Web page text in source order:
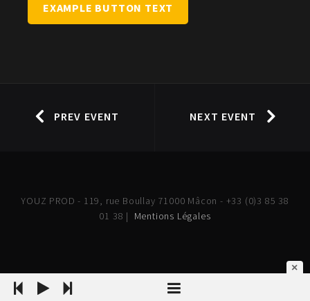
EXAMPLE BUTTON TEXT
PREV EVENT NEXT EVENT
YOUZ PROD - 119, rue Boullay 71000 Mâcon - +33 (0)3 85 38
01 38 | Mentions Légales